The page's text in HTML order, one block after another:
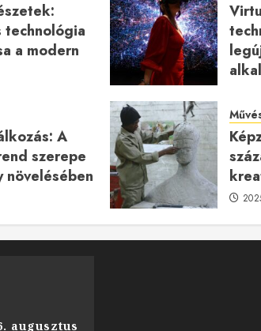
technológia
a modern
A
szerepe
növelésében
augusztus